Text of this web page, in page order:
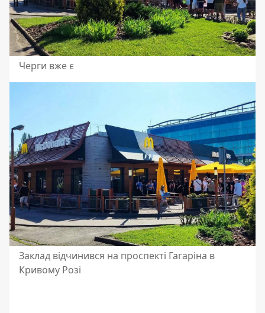
Черги вже є
Заклад відчинився на проспекті Гагаріна в
Кривому Розі